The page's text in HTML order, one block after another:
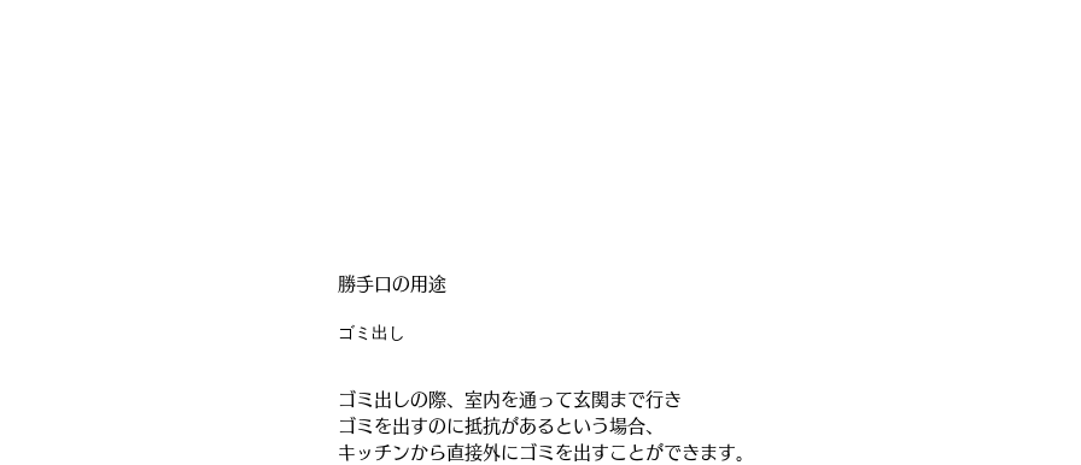
勝手口の用途
ゴミ出し
ゴミ出しの際、室内を通って玄関まで行き
ゴミを出すのに抵抗があるという場合、
キッチンから直接外にゴミを出すことができます。